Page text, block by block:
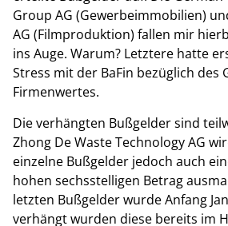
Group AG (Gewerbeimmobilien)
AG (Filmproduktion) fallen mir
ins Auge. Warum? Letztere hatte
Stress mit der BaFin bezüglich des
Firmenwertes.
Die verhängten Bußgelder sind
Zhong De Waste Technology AG
einzelne Bußgelder jedoch auch
hohen sechsstelligen Betrag
letzten Bußgelder wurde Anfang
verhängt wurden diese bereits im